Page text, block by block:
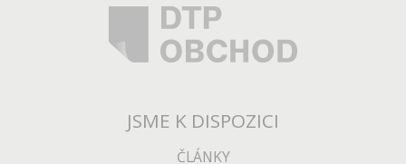
JSME K DISPOZICI
ČLÁNKY